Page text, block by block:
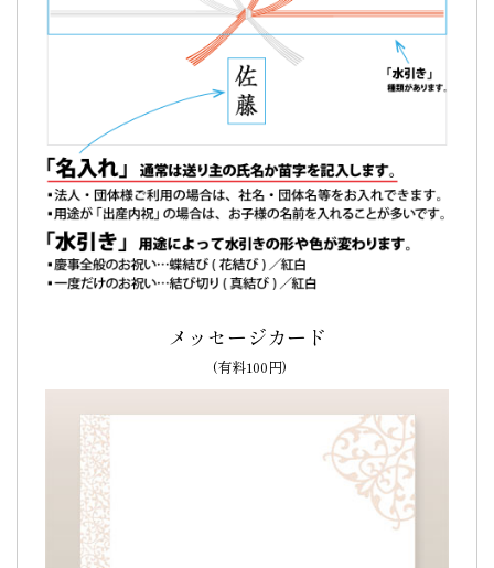
ありがとうございます。（愛あい様）
感謝の文字入りどら焼き「もじどら」
父の日や会社の退職される上司に。受け取った側
父の日や会社の退職される上司にプレゼント
「感謝」「いつもありがとうございます。」などの焼印が入
っていると受け取った側も送った側も嬉しいです。（わたろ
ご購入頂いた商品：
感謝の文字入りどら焼き「もじどら」
（3個入り）
メッセージカード
(有料100円)